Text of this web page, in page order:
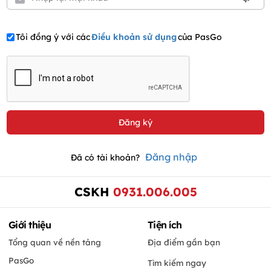
Tôi đồng ý với cácĐiều khoản sử dụngcủa PasGo
Đã có tài khoản? Đăng nhập
CSKH 0931.006.005
Giới thiệu
Tổng quan về nền tảng
PasGo
Tiện ích
Địa điểm gần bạn
Tìm kiếm ngay